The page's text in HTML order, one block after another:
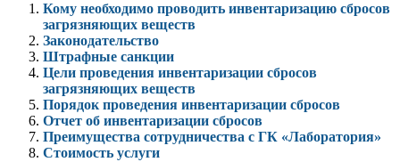
Кому необходимо проводить инвентаризацию сбросов
загрязняющих веществ
Законодательство
Штрафные санкции
Цели проведения инвентаризации сбросов
загрязняющих веществ
Порядок проведения инвентаризации сбросов
Отчет об инвентаризации сбросов
Преимущества сотрудничества с ГК «Лаборатория»
Стоимость услуги